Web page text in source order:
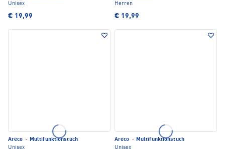
Unisex
€ 19,99
Herren
€ 19,99
Areco · Multifunktionstuch
Unisex
Areco · Multifunktionstuch
Unisex